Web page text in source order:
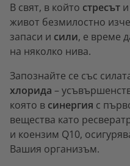
В свят, в който стресът и
живот безмилостно
запаси и сили, е време
на няколко нива.
Запознайте се със
хлорида –
която в синергия с
вещества като
и коензим Q10,
Вашия организъм.